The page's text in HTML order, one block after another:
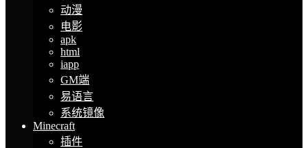
动漫
电影
apk
html
iapp
GM端
易语言
系统镜像
Minecraft
插件